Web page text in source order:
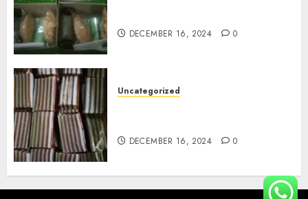
DECEMBER 16, 2024 0
Uncategorized
DECEMBER 16, 2024 0